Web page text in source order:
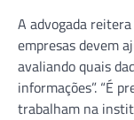
A advogada
empresas devem
avaliando quais
informações”. “É
trabalham na